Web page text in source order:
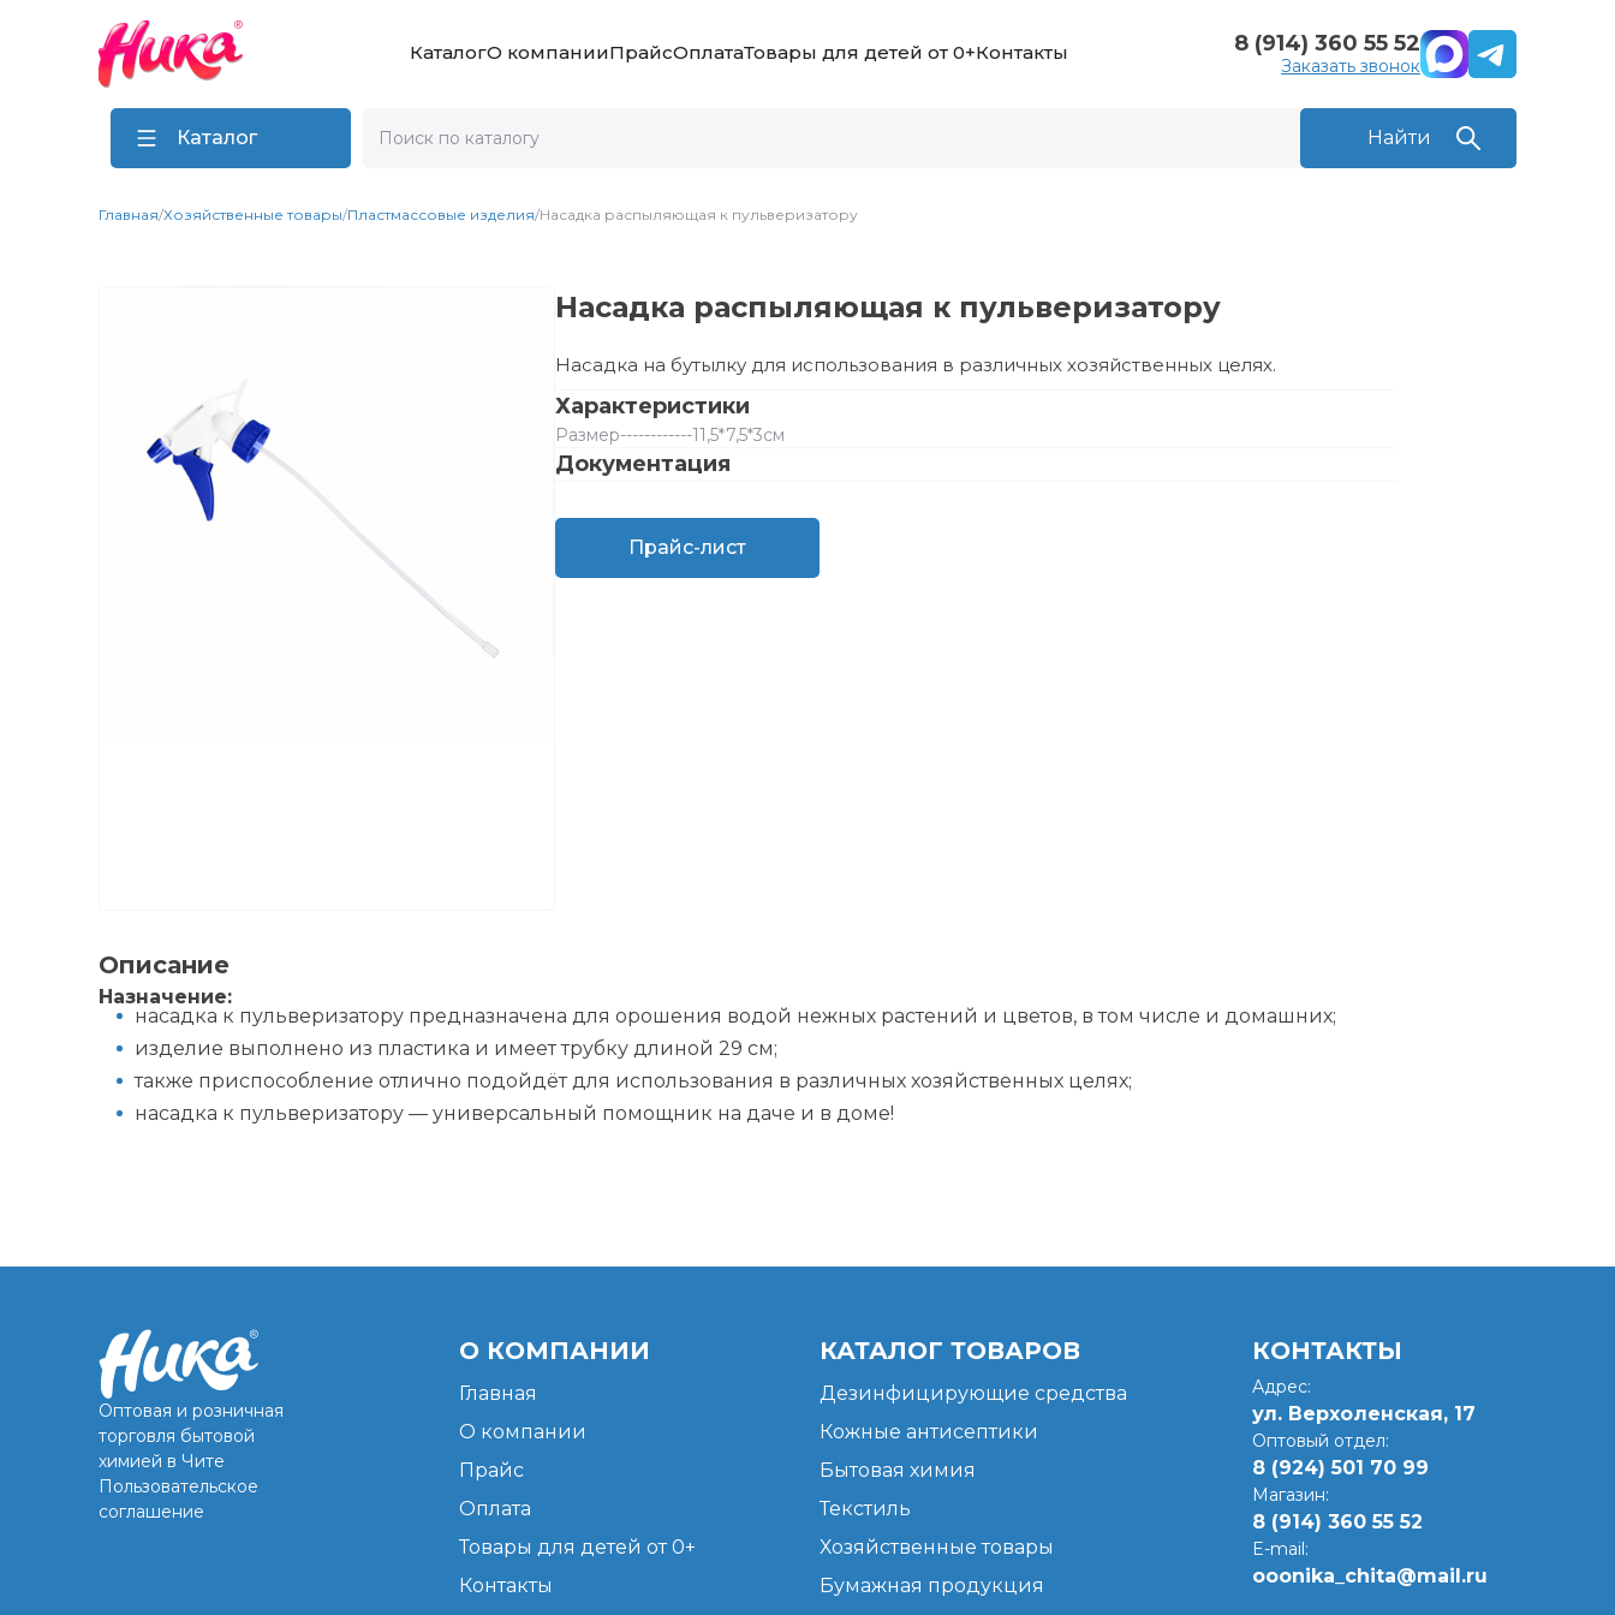
КаталогО компанииПрайсОплатаТовары для детей от 0+Контакты 8 (914) 360 55 52
Заказать звонок
Каталог
Главная/Хозяйственные товары/Пластмассовые изделия/Насадка распыляющая к пульверизатору
Насадка распыляющая к пульверизатору
Насадка на бутылку для использования в различных хозяйственных целях.
Характеристики
Размер------------11,5*7,5*3см
Документация
Прайс-лист
Описание
Назначение:
насадка к пульверизатору предназначена для орошения водой нежных растений и цветов, в том числе и домашних;
изделие выполнено из пластика и имеет трубку длиной 29 см;
также приспособление отлично подойдёт для использования в различных хозяйственных целях;
насадка к пульверизатору — универсальный помощник на даче и в доме!
Оптовая и розничная
торговля бытовой
химией в Чите
Пользовательское
соглашение
О КОМПАНИИ
Главная
О компании
Прайс
Оплата
Товары для детей от 0+
Контакты
КАТАЛОГ ТОВАРОВ
Дезинфицирующие средства
Кожные антисептики
Бытовая химия
Текстиль
Хозяйственные товары
Бумажная продукция
КОНТАКТЫ
Адрес:
ул. Верхоленская, 17​
Оптовый отдел:
8 (924) 501 70 99
Магазин:
8 (914) 360 55 52
E-mail:
ooonika_chita@mail.ru